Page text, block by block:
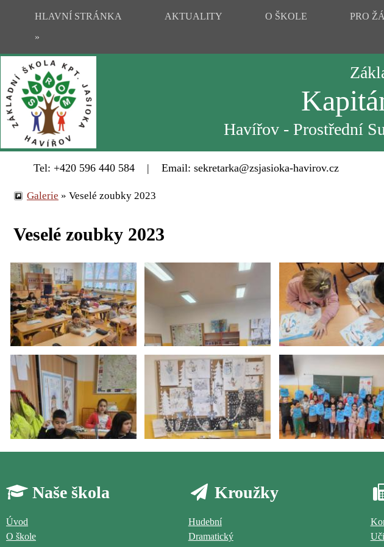
HLAVNÍ STRÁNKA AKTUALITY O ŠKOLE PRO
»
Havířov - Prostřední
Tel: +420 596 440 584 | Email: sekretarka@zsjasioka-havirov.cz
Galerie » Veselé zoubky 2023
Veselé zoubky 2023
Naše škola
Úvod
O škole
Kroužky
Hudební
Dramatický